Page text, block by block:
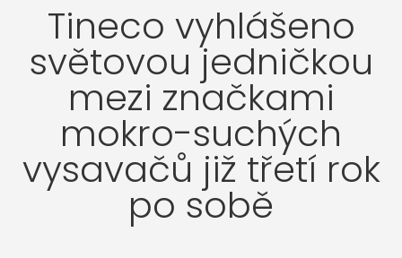
Tineco vyhlášeno
světovou jedničkou
mezi značkami
mokro-suchých
vysavačů již třetí rok
po sobě